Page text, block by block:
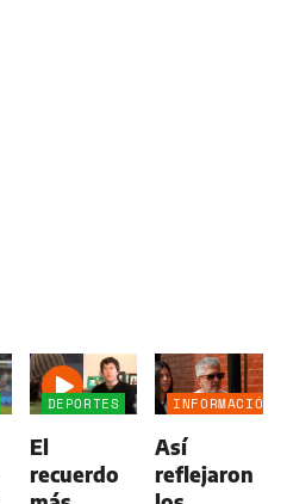
DEPORTES
El
recuerdo
INFORMACIÓN
Así
reflejaron